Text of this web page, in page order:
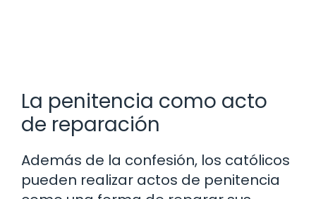
La penitencia como acto
de reparación
Además de la confesión, los católicos
pueden realizar actos de penitencia